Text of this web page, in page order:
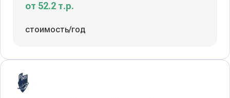
от 52.2 т.р.
стоимость/год